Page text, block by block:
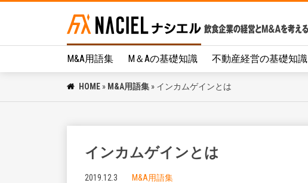
M&A用語集 M＆Aの基礎知識 不動産経営の基礎知識
HOME » M&A用語集 » インカムゲインとは
インカムゲインとは
2019.12.3 M&A用語集